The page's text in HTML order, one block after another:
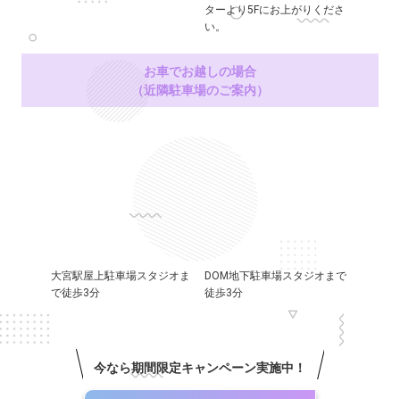
ターより5Fにお上がりくださ
い。
お車でお越しの場合
（近隣駐車場のご案内）
大宮駅屋上駐車場スタジオま
で徒歩3分
DOM地下駐車場スタジオまで
徒歩3分
今なら期間限定キャンペーン実施中！